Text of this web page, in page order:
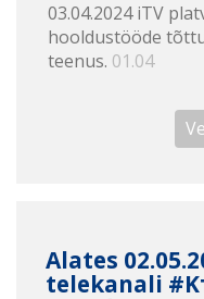
03.04.2024 iTV
hooldustööde
teenus. 01.04
Alates
telekanali